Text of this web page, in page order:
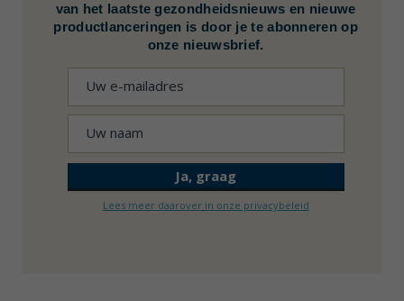
van het laatste gezondheidsnieuws en nieuwe
productlanceringen is door je te abonneren op
onze nieuwsbrief.
Lees meer daarover in onze privacybeleid